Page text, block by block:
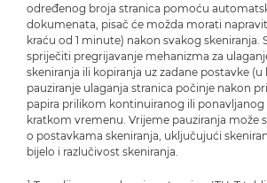
određenog broja stranica pomoću
dokumenata, pisač će možda morati
kraću od 1 minute) nakon svakog skeniranja.
spriječiti pregrijavanje mehanizma za
skeniranja ili kopiranja uz zadane postavke (u
pauziranje ulaganja stranica počinje nakon
papira prilikom kontinuiranog ili ponavljanog
kratkom vremenu. Vrijeme pauziranja može
o postavkama skeniranja, uključujući
bijelo i razlučivost skeniranja.